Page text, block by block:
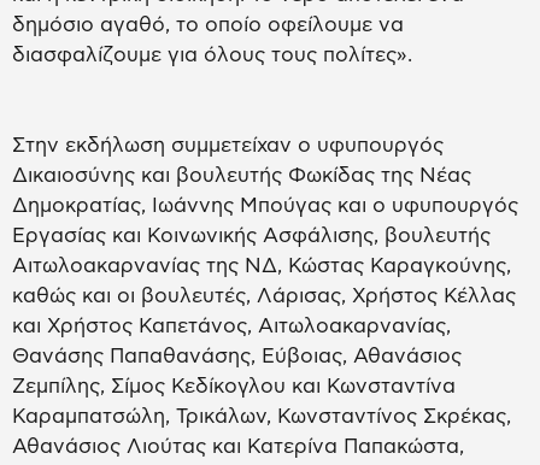
δημόσιο αγαθό, το οποίο οφείλουμε να
διασφαλίζουμε για όλους τους πολίτες».
Στην εκδήλωση συμμετείχαν ο υφυπουργός
Δικαιοσύνης και βουλευτής Φωκίδας της Νέας
Δημοκρατίας, Ιωάννης Μπούγας και ο υφυπουργός
Εργασίας και Κοινωνικής Ασφάλισης, βουλευτής
Αιτωλοακαρνανίας της ΝΔ, Κώστας Καραγκούνης,
καθώς και οι βουλευτές, Λάρισας, Χρήστος Κέλλας
και Χρήστος Καπετάνος, Αιτωλοακαρνανίας,
Θανάσης Παπαθανάσης, Εύβοιας, Αθανάσιος
Ζεμπίλης, Σίμος Κεδίκογλου και Κωνσταντίνα
Καραμπατσώλη, Τρικάλων, Κωνσταντίνος Σκρέκας,
Αθανάσιος Λιούτας και Κατερίνα Παπακώστα,